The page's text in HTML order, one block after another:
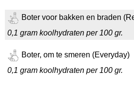
Boter voor bakken en braden
0,1 gram koolhydraten per 100 gr.
Boter, om te smeren (Everyday)
0,1 gram koolhydraten per 100 gr.